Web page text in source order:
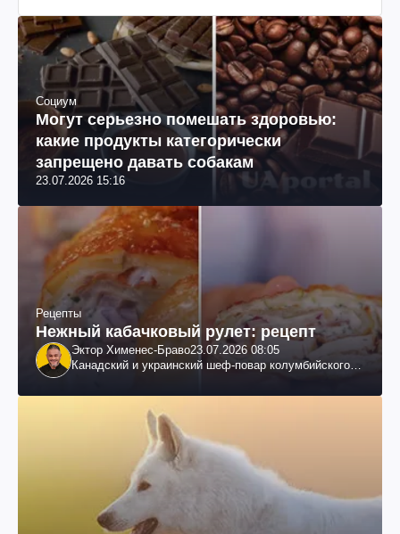
Социум
Могут серьезно помешать здоровью:
какие продукты категорически
запрещено давать собакам
23.07.2026 15:16
Рецепты
Нежный кабачковый рулет: рецепт
Эктор Хименес-Браво23.07.2026 08:05
Канадский и украинский шеф-повар колумбийского